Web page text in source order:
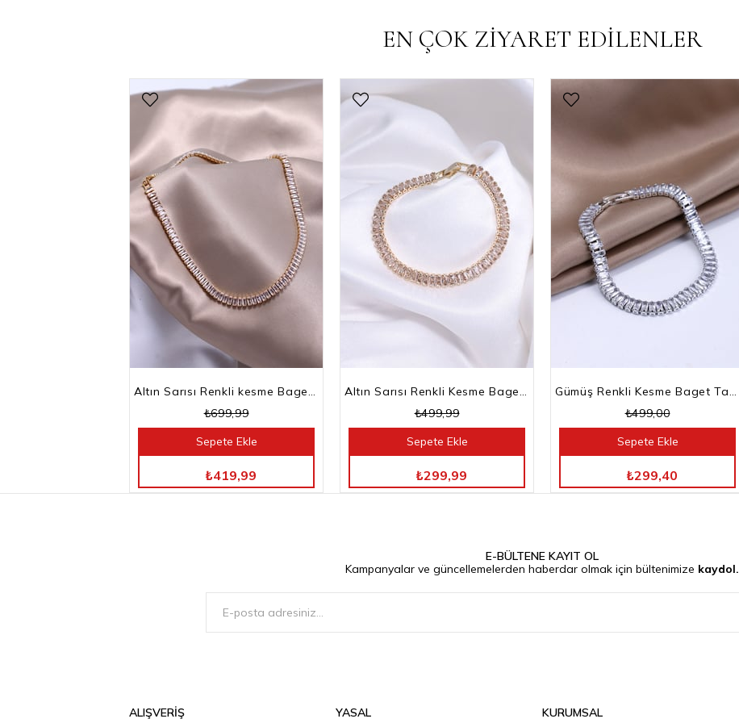
EN ÇOK ZİYARET EDİLENLER
Altın Sarısı Renkli kesme Baget Taşlı Su Yolu Choker Kolye
₺699,99
₺419,99
Sepete Ekle
Altın Sarısı Renkli Kesme Baget Taşlı Su Yolu Bileklik
₺499,99
₺299,99
Sepete Ekle
Gümüş Renkli Kesme Baget Taşlı Su Yolu Bileklik
₺499,00
₺299,40
Sepete Ekle
E-BÜLTENE KAYIT OL
Kampanyalar ve güncellemelerden haberdar olmak için bültenimize kaydol.
ALIŞVERİŞ YASAL KURUMSAL